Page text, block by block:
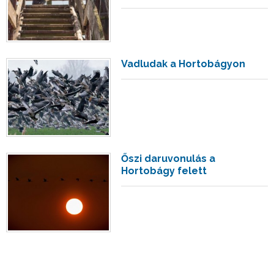
Vadludak a Hortobágyon
Őszi daruvonulás a
Hortobágy felett